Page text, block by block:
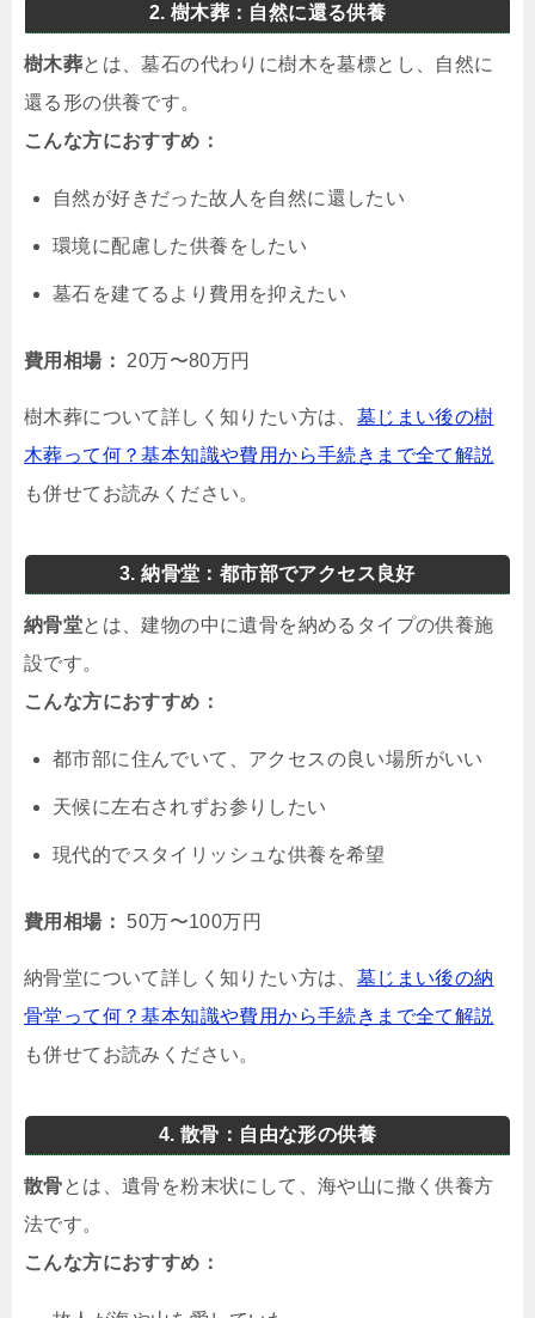
2. 樹木葬：自然に還る供養
樹木葬とは、墓石の代わりに樹木を墓標とし、自然に
還る形の供養です。
こんな方におすすめ：
自然が好きだった故人を自然に還したい
環境に配慮した供養をしたい
墓石を建てるより費用を抑えたい
費用相場： 20万〜80万円
樹木葬について詳しく知りたい方は、 墓じまい後の樹
木葬って何？基本知識や費用から手続きまで全て解説
も併せてお読みください。
3. 納骨堂：都市部でアクセス良好
納骨堂とは、建物の中に遺骨を納めるタイプの供養施
設です。
こんな方におすすめ：
都市部に住んでいて、アクセスの良い場所がいい
天候に左右されずお参りしたい
現代的でスタイリッシュな供養を希望
費用相場： 50万〜100万円
納骨堂について詳しく知りたい方は、 墓じまい後の納
骨堂って何？基本知識や費用から手続きまで全て解説
も併せてお読みください。
4. 散骨：自由な形の供養
散骨とは、遺骨を粉末状にして、海や山に撒く供養方
法です。
こんな方におすすめ：